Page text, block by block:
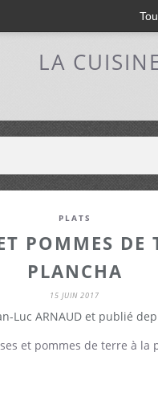
LA
PLATS
POMMES DE
PLANCHA
15 JUIN 2017
Luc ARNAUD et publié